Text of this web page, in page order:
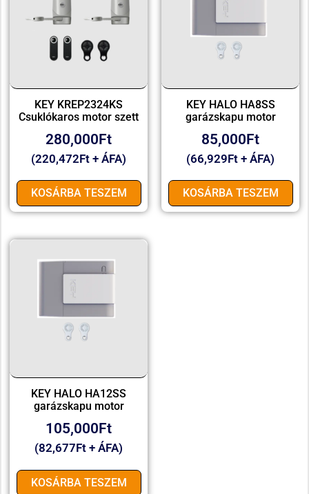
KEY KREP2324KS
Csuklókaros motor szett
280,000Ft
(220,472Ft + ÁFA)
KOSÁRBA TESZEM
KEY HALO HA8SS
garázskapu motor
85,000Ft
(66,929Ft + ÁFA)
KOSÁRBA TESZEM
KEY HALO HA12SS
garázskapu motor
105,000Ft
(82,677Ft + ÁFA)
KOSÁRBA TESZEM